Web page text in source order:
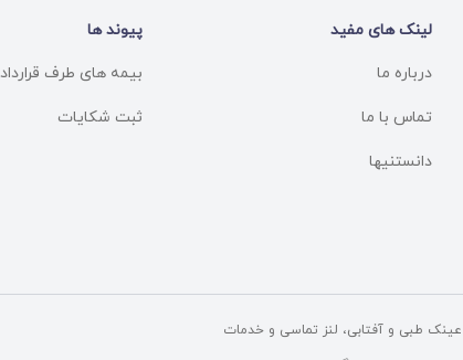
لینک های مفید
درباره ما
تماس با ما
دانستنیها
پیوند ها
بیمه های طرف قرارداد
ثبت شکایات
طبی و آفتابی، لنز تماسی و خدمات